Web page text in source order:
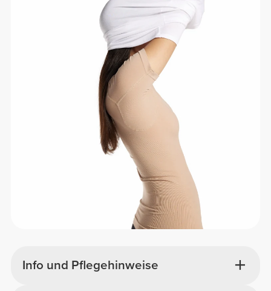
Info und Pflegehinweise